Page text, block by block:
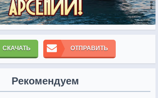
СКАЧАТЬ ОТПРАВИТЬ
Рекомендуем